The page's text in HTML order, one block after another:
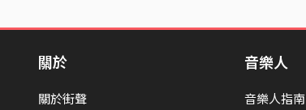
關於
關於街聲
音樂人
音樂人指南